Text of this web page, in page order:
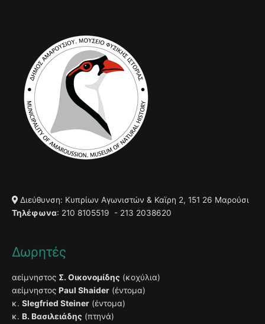
Διεύθυνση: Κυπρίων Αγωνιστών & Καϊρη 2, 151 26 Μαρούσι
Τηλέφωνα: 210 8105519 - 213 2038620
Δωρητές
αείμνηστος Σ. Οικονομίδης (κοχύλια)
αείμνηστος Paul Shaider (έντομα)
κ. Slegfried Steiner (έντομα)
κ. Β. Βασιλειάδης (πτηνά)